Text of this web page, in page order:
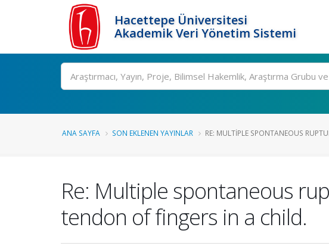
Hacettepe Üniversitesi
Akademik Veri Yönetim Sistemi
Ara
ANA SAYFA SON EKLENEN YAYINLAR RE: MULTIPLE SPONTANEOUS
Re: Multiple spontaneous
tendon of fingers in a child.